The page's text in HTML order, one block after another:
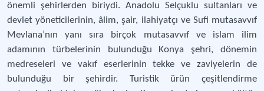
önemli şehirlerden biriydi. Anadolu Selçuklu sultanları ve
devlet yöneticilerinin, âlim, şair, ilahiyatçı ve Sufi mutasavvıf
Mevlana’nın yanı sıra birçok mutasavvıf ve islam ilim
adamının türbelerinin bulunduğu Konya şehri, dönemin
medreseleri ve vakıf eserlerinin tekke ve zaviyelerin de
bulunduğu bir şehirdir. Turistik ürün çeşitlendirme